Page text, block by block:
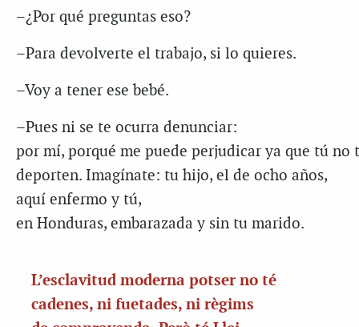
–¿Por qué preguntas eso?
–Para devolverte el trabajo, si lo quieres.
–Voy a tener ese bebé.
–Pues ni se te ocurra denunciar:
por mí, porqué me puede perjudicar ya que tú
deporten. Imagínate: tu hijo, el de ocho años,
aquí enfermo y tú,
en Honduras, embarazada y sin tu marido.
L’esclavitud moderna potser no té
cadenes, ni fuetades, ni règims